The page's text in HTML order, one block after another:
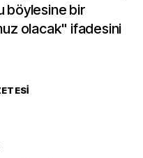
böylesine bir
olacak" ifadesini